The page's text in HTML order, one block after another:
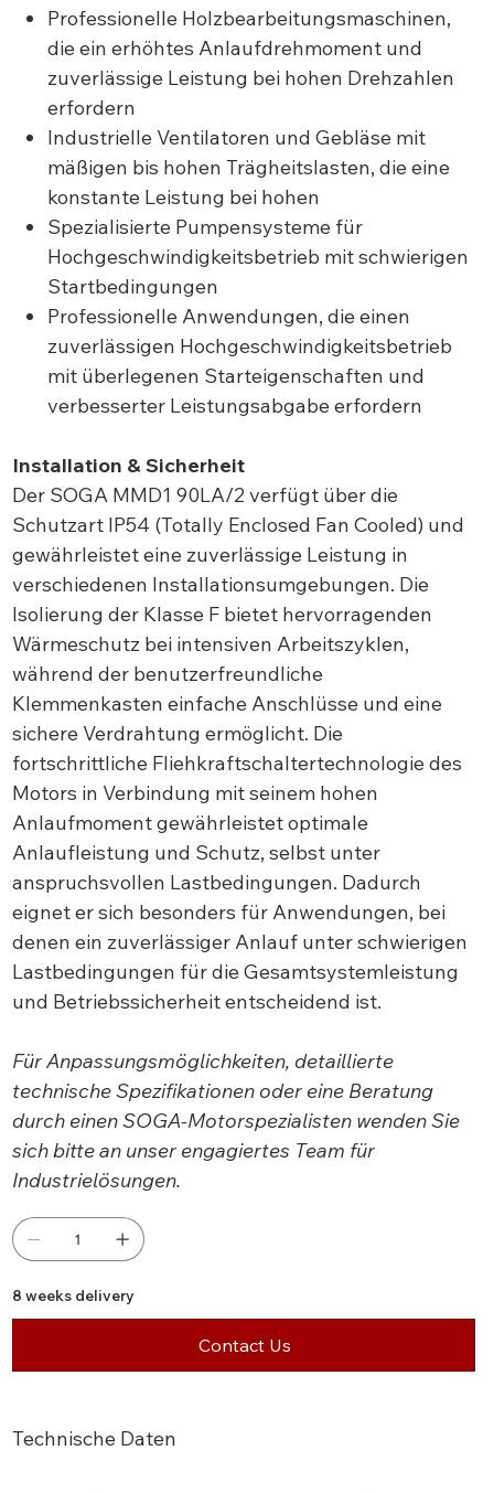
Professionelle Holzbearbeitungsmaschinen,
die ein erhöhtes Anlaufdrehmoment und
zuverlässige Leistung bei hohen Drehzahlen
erfordern
Industrielle Ventilatoren und Gebläse mit
mäßigen bis hohen Trägheitslasten, die eine
konstante Leistung bei hohen
Spezialisierte Pumpensysteme für
Hochgeschwindigkeitsbetrieb mit schwierigen
Startbedingungen
Professionelle Anwendungen, die einen
zuverlässigen Hochgeschwindigkeitsbetrieb
mit überlegenen Starteigenschaften und
verbesserter Leistungsabgabe erfordern
Installation & Sicherheit
Der SOGA MMD1 90LA/2 verfügt über die
Schutzart IP54 (Totally Enclosed Fan Cooled) und
gewährleistet eine zuverlässige Leistung in
verschiedenen Installationsumgebungen. Die
Isolierung der Klasse F bietet hervorragenden
Wärmeschutz bei intensiven Arbeitszyklen,
während der benutzerfreundliche
Klemmenkasten einfache Anschlüsse und eine
sichere Verdrahtung ermöglicht. Die
fortschrittliche Fliehkraftschaltertechnologie des
Motors in Verbindung mit seinem hohen
Anlaufmoment gewährleistet optimale
Anlaufleistung und Schutz, selbst unter
anspruchsvollen Lastbedingungen. Dadurch
eignet er sich besonders für Anwendungen, bei
denen ein zuverlässiger Anlauf unter schwierigen
Lastbedingungen für die Gesamtsystemleistung
und Betriebssicherheit entscheidend ist.
Für Anpassungsmöglichkeiten, detaillierte
technische Spezifikationen oder eine Beratung
durch einen SOGA-Motorspezialisten wenden Sie
sich bitte an unser engagiertes Team für
Industrielösungen.
8 weeks delivery
Contact Us
Technische Daten